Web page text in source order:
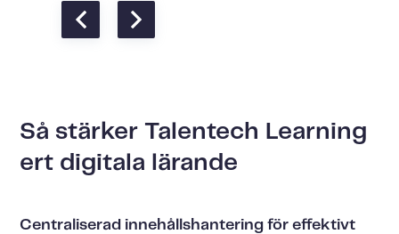
Så stärker Talentech Learning
ert digitala lärande
Centraliserad innehållshantering för effektivt